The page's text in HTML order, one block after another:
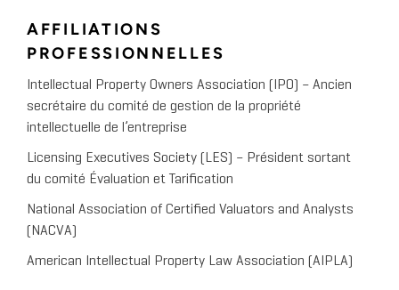
Université de la Licensing Executives Society
intellectuelle
Séminaire de formation juridique continue de
Pattishall, McAuliffe, Newbury, Hilliard & Geraldson
Perspectives sur les questions
de propriété intellectuelle
AFFILIATIONS
PROFESSIONNELLES
Intellectual Property Owners Association (IPO) – Ancien
secrétaire du comité de gestion de la propriété
intellectuelle de l’entreprise
Licensing Executives Society (LES) – Président sortant
du comité Évaluation et Tarification
National Association of Certified Valuators and Analysts
(NACVA)
American Intellectual Property Law Association (AIPLA)